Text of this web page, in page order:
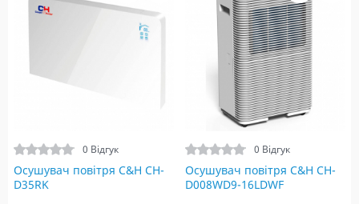
0 Відгук
Осушувач повітря C&H CH-
D35RK
0 Відгук
Осушувач повітря C&H CH-
D008WD9-16LDWF